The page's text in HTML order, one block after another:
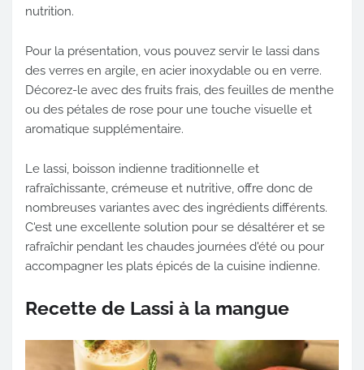
nutrition.
Pour la présentation, vous pouvez servir le lassi dans
des verres en argile, en acier inoxydable ou en verre.
Décorez-le avec des fruits frais, des feuilles de menthe
ou des pétales de rose pour une touche visuelle et
aromatique supplémentaire.
Le lassi, boisson indienne traditionnelle et
rafraîchissante, crémeuse et nutritive, offre donc de
nombreuses variantes avec des ingrédients différents.
C'est une excellente solution pour se désaltérer et se
rafraîchir pendant les chaudes journées d'été ou pour
accompagner les plats épicés de la cuisine indienne.
Recette de Lassi à la mangue